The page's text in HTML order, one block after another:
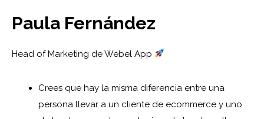
Paula Fernández
Head of Marketing de Webel App
Crees que hay la misma diferencia entre una
persona llevar a un cliente de ecommerce y uno